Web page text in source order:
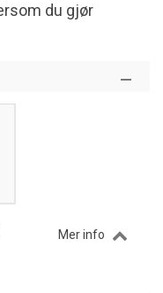
du gjør
Mer info